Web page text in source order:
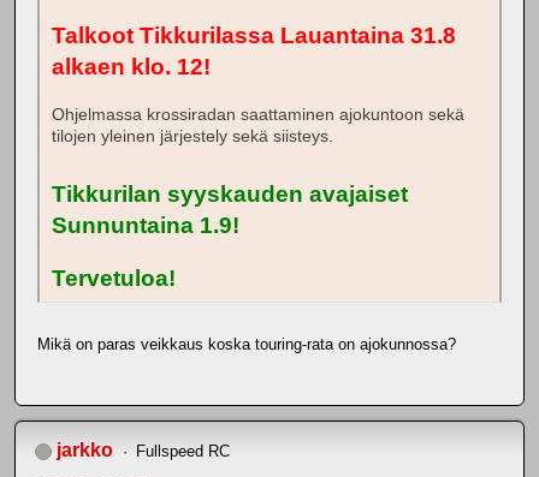
Talkoot Tikkurilassa Lauantaina 31.8
alkaen klo. 12!
Ohjelmassa krossiradan saattaminen ajokuntoon sekä
tilojen yleinen järjestely sekä siisteys.
Tikkurilan syyskauden avajaiset
Sunnuntaina 1.9!
Tervetuloa!
Mikä on paras veikkaus koska touring-rata on ajokunnossa?
jarkko Fullspeed RC